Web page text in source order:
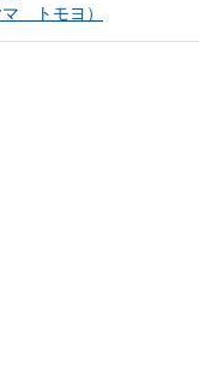
マ トモヨ）